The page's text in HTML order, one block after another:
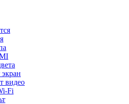
видео
Fi